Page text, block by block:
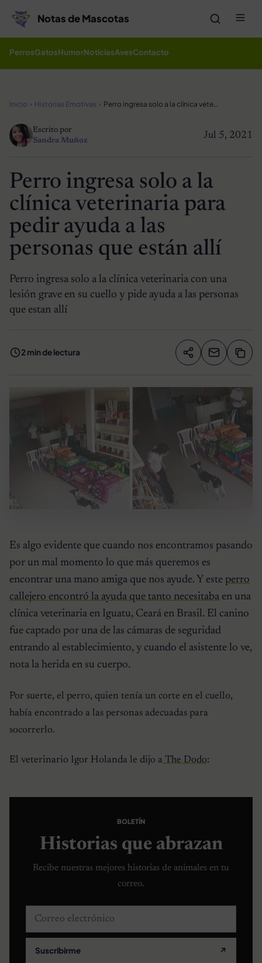
Notas de Mascotas
PerrosGatosHumorNoticiasAvesContacto
Inicio Historias Emotivas Perro ingresa solo a la clínica veterinaria para pedir ayuda a las personas que están allí
Jul 5, 2021
Escrito por
Sandra Muñoz
Perro ingresa solo a la
clínica veterinaria para
pedir ayuda a las
personas que están allí
Perro ingresa solo a la clínica veterinaria con una
lesión grave en su cuello y pide ayuda a las personas
que estan allí
2 min de lectura Compartir
Es algo evidente que cuando nos encontramos pasando
por un mal momento lo que más queremos es
encontrar una mano amiga que nos ayude. Y este perro
callejero encontró la ayuda que tanto necesitaba en una
clínica veterinaria en Iguatu, Ceará en Brasil. El canino
fue captado por una de las cámaras de seguridad
entrando al establecimiento, y cuando el asistente lo ve,
nota la herida en su cuerpo.
Por suerte, el perro, quien tenía un corte en el cuello,
había encontrado a las personas adecuadas para
socorrerlo.
El veterinario Igor Holanda le dijo a The Dodo:
BOLETÍN
Historias que abrazan
Recibe nuestras mejores historias de animales en tu
correo.
Correo electrónico
Suscribirme ↗